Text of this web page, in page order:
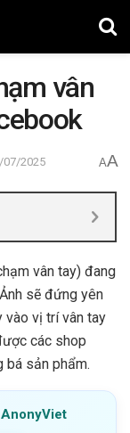
vân
07/2025 AA
vân tay) đang
sẽ đứng yên
vào vị trí vân tay
các shop
bá sản phẩm.
AnonyViet